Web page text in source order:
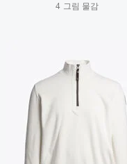
4 그림 물감
NEW ARRIVALS